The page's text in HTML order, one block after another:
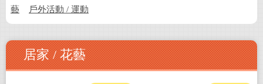
藝
戶外活動 / 運動
居家 / 花藝